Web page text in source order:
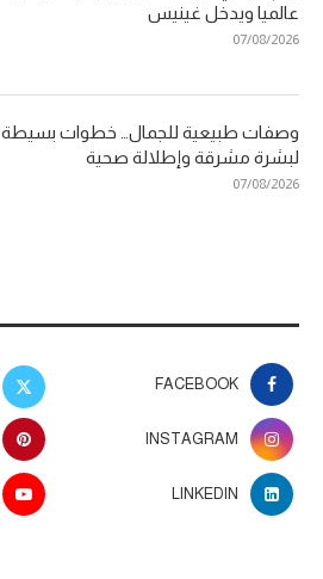
عالميا ويدخل غينيس
07/08/2026
وصفات طبيعية للجمال… خطوات بسيطة
لبشرة مشرقة وإطلالة صحية
07/08/2026
FACEBOOK
INSTAGRAM
LINKEDIN